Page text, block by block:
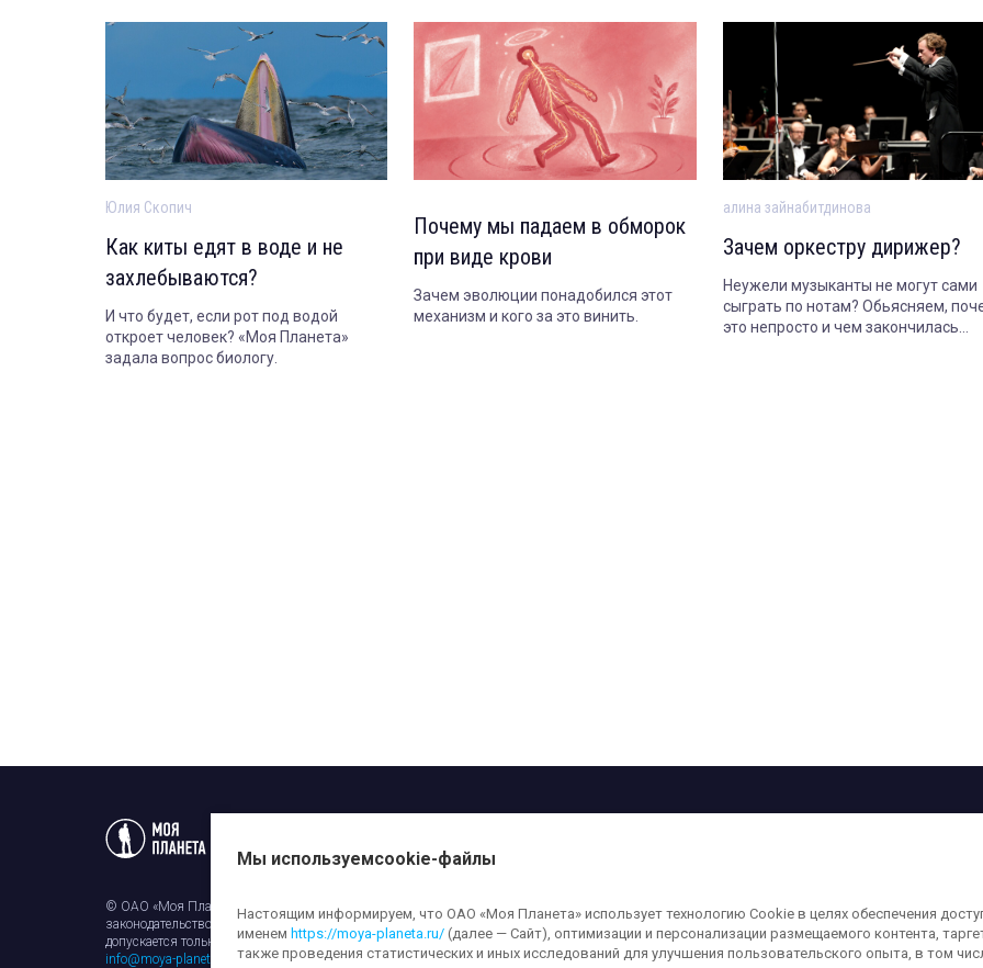
Юлия Скопич
Как киты едят в воде и не
захлебываются?
И что будет, если рот под водой
откроет человек? «Моя Планета»
задала вопрос биологу.
Почему мы падаем в обморок
при виде крови
Зачем эволюции понадобился этот
механизм и кого за это винить.
алина зайнабитдинова
Зачем оркестру дирижер?
Неужели музыканты не могут сами
сыграть по нотам? Обьясняем,
это непросто и чем закончилась
© ОАО «Моя Планета». Все права на любые материалы, опубликованные на сайте, защищены в соответствии с российским и международным
законодательством об авторском праве и смежных правах. Использование любых аудио-, фото- и видеоматериалов, размещенных на сайте,
допускается только с разрешения правообладателя и ссылкой на сайтmoya-planeta.ru. Адрес для направления юридически значимых
info@moya-planeta.ru
Мы используемcookie-файлы
Настоящим информируем, что ОАО «Моя Планета» использует технологию Cookie в целях обеспечения
именем https://moya-planeta.ru/ (далее — Сайт), оптимизации и персонализации размещаемого контента,
также проведения статистических и иных исследований для улучшения пользовательского опыта, в том